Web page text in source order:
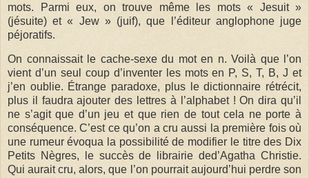
mots. Parmi eux, on trouve même les mots « Jesuit »
(jésuite) et « Jew » (juif), que l’éditeur anglophone juge
péjoratifs.
On connaissait le cache-sexe du mot en n. Voilà que l’on
vient d’un seul coup d’inventer les mots en P, S, T, B, J et
j’en oublie. Étrange paradoxe, plus le dictionnaire rétrécit,
plus il faudra ajouter des lettres à l’alphabet ! On dira qu’il
ne s’agit que d’un jeu et que rien de tout cela ne porte à
conséquence. C’est ce qu’on a cru aussi la première fois où
une rumeur évoqua la possibilité de modifier le titre des Dix
Petits Nègres, le succès de librairie ded’Agatha Christie.
Qui aurait cru, alors, que l’on pourrait aujourd’hui perdre son